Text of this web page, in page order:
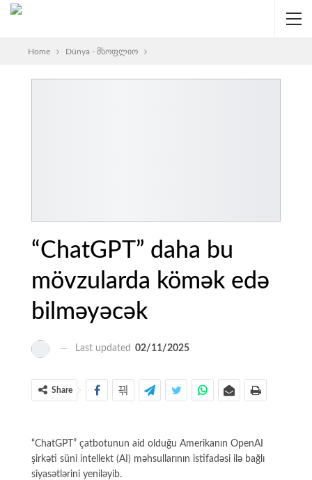
Home Dünya - მსოფლიო
“ChatGPT” daha bu
mövzularda kömək edə
bilməyəcək
Last updated 02/11/2025
Share
“ChatGPT” çatbotunun aid olduğu Amerikanın OpenAI
şirkəti süni intellekt (AI) məhsullarının istifadəsi ilə bağlı
siyasətlərini yeniləyib.